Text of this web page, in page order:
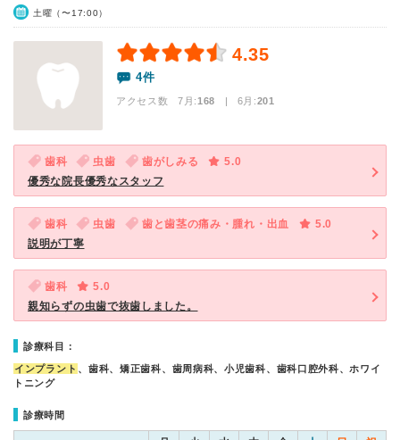
土曜（〜17:00）
4.35
4件
アクセス数 7月:168 | 6月:201
歯科 虫歯 歯がしみる
5.0
優秀な院長優秀なスタッフ
歯科 虫歯 歯と歯茎の痛み・腫れ・出血
5.0
説明が丁寧
歯科
5.0
親知らずの虫歯で抜歯しました。
診療科目：
インプラント 、歯科、矯正歯科、歯周病科、小児歯科、歯科口腔外科、ホワイ
トニング
診療時間